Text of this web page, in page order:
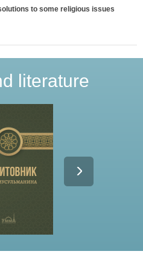
to some religious issues
literature